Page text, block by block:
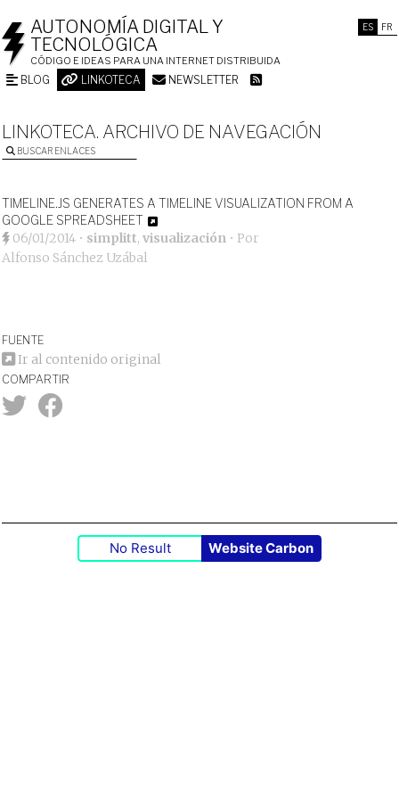
ES FR
AUTONOMÍA DIGITAL Y
TECNOLÓGICA
CÓDIGO E IDEAS PARA UNA INTERNET DISTRIBUIDA
BLOG LINKOTECA NEWSLETTER
LINKOTECA. ARCHIVO DE NAVEGACIÓN
BUSCAR ENLACES
TIMELINE.JS GENERATES A TIMELINE VISUALIZATION FROM A
GOOGLE SPREADSHEET
06/01/2014 • simplitt,visualización • Por
Alfonso Sánchez Uzábal
FUENTE
Ir al contenido original
COMPARTIR
No Result Website Carbon